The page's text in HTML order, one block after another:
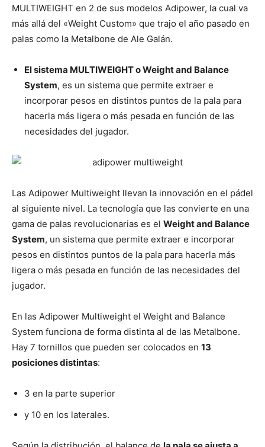
MULTIWEIGHT en 2 de sus modelos Adipower, la cual va
más allá del «Weight Custom» que trajo el año pasado en
palas como la Metalbone de Ale Galán.
El sistema MULTIWEIGHT o Weight and Balance
System, es un sistema que permite extraer e
incorporar pesos en distintos puntos de la pala para
hacerla más ligera o más pesada en función de las
necesidades del jugador.
Las Adipower Multiweight llevan la innovación en el pádel
al siguiente nivel. La tecnología que las convierte en una
gama de palas revolucionarias es el Weight and Balance
System, un sistema que permite extraer e incorporar
pesos en distintos puntos de la pala para hacerla más
ligera o más pesada en función de las necesidades del
jugador.
En las Adipower Multiweight el Weight and Balance
System funciona de forma distinta al de las Metalbone.
Hay 7 tornillos que pueden ser colocados en 13
posiciones distintas:
3 en la parte superior
y 10 en los laterales.